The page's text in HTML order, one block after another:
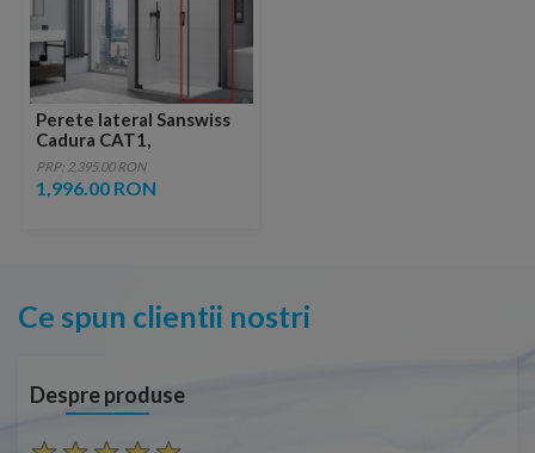
Perete lateral Sanswiss
Cadura CAT1,
75xH200cm, profil negru
mat
PRP: 2,395.00 RON
1,996.00 RON
Ce spun clientii nostri
Despre produse